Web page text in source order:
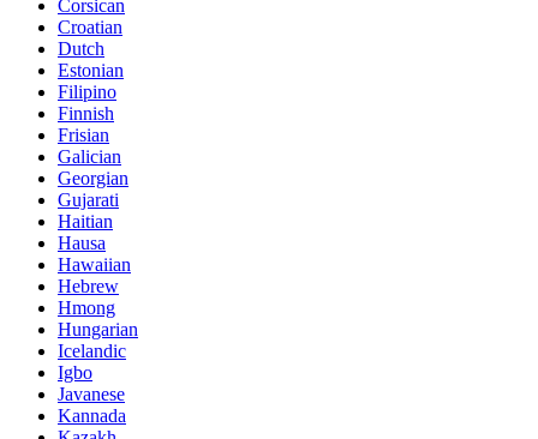
Corsican
Croatian
Dutch
Estonian
Filipino
Finnish
Frisian
Galician
Georgian
Gujarati
Haitian
Hausa
Hawaiian
Hebrew
Hmong
Hungarian
Icelandic
Igbo
Javanese
Kannada